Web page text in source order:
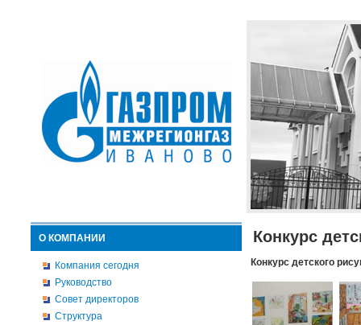
О КОМПАНИИ
Компания сегодня
Руководство
Совет директоров
Структура
Конкурс
Конкурс детского